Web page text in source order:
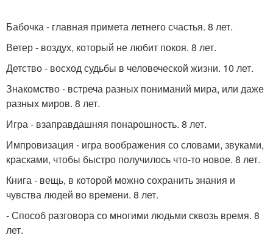
Бабочка - главная примета летнего счастья. 8 лет.
Ветер - воздух, который не любит покоя. 8 лет.
Детство - восход судьбы в человеческой жизни. 10 лет.
Знакомство - встреча разных пониманий мира, или даже
разных миров. 8 лет.
Игра - взаправдашняя понарошность. 8 лет.
Импровизация - игра воображения со словами, звуками,
красками, чтобы быстро получилось что-то новое. 8 лет.
Книга - вещь, в которой можно сохранить знания и
чувства людей во времени. 8 лет.
- Способ разговора со многими людьми сквозь время. 8
лет.